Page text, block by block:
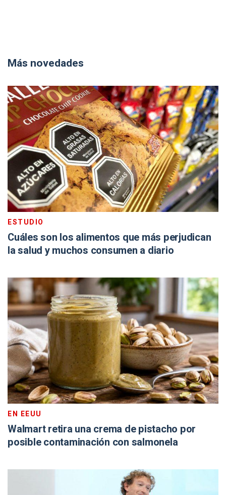
Más novedades
ESTUDIO
Cuáles son los alimentos que más perjudican
la salud y muchos consumen a diario
EN EEUU
Walmart retira una crema de pistacho por
posible contaminación con salmonela